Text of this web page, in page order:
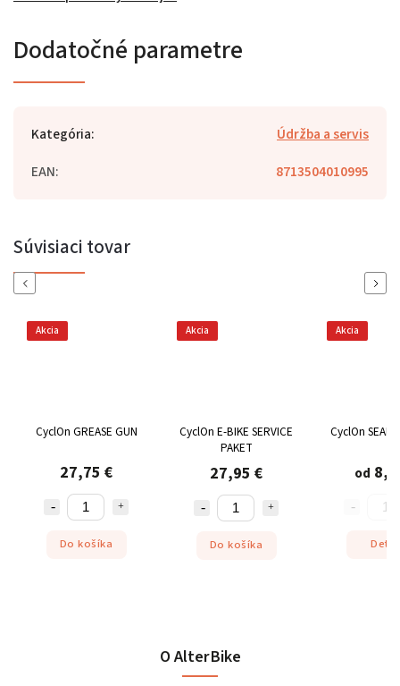
Dodatočné parametre
Kategória:
Údržba a servis
EAN: 8713504010995
Súvisiaci tovar
Previous
Akcia
CyclOn GREASE GUN
27,75 €
Do košíka
Akcia
CyclOn E-BIKE SERVICE
PAKET
27,95 €
Do košíka
Akcia
CyclOn
od
Next
O AlterBike